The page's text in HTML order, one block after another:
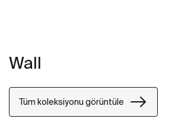
Wall
Tüm koleksiyonu görüntüle